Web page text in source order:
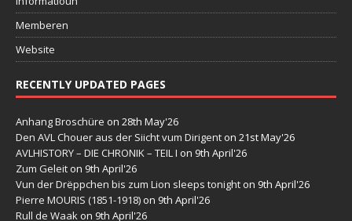
Memberen
Website
RECENTLY UPDATED PAGES
Anhang Broschüre on 28th May'26
Den AVL Chouer aus der Siicht vum Dirigent on 21st May'26
AVLHISTORY – DIE CHRONIK – TEIL I on 9th April'26
Zum Geleit on 9th April'26
Vun der Drëppchen bis zum Lion sleeps tonight on 9th April'26
Pierre MOURIS (1851-1918) on 9th April'26
Rull de Waak on 9th April'26